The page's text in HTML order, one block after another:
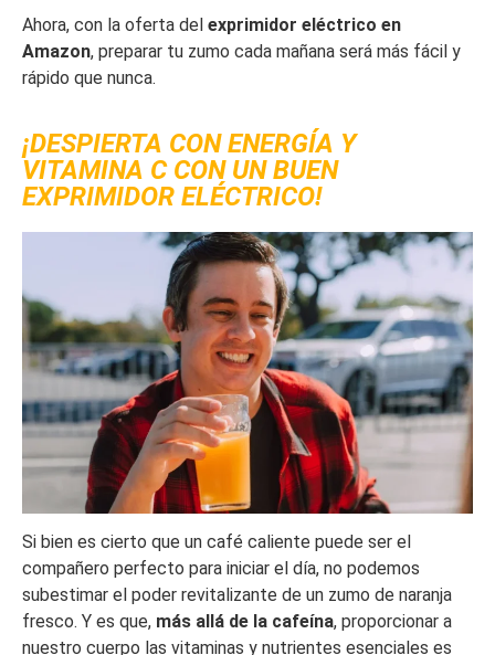
Ahora, con la oferta del exprimidor eléctrico en
Amazon, preparar tu zumo cada mañana será más fácil y
rápido que nunca.
¡DESPIERTA CON ENERGÍA Y
VITAMINA C CON UN BUEN
EXPRIMIDOR ELÉCTRICO!
Si bien es cierto que un café caliente puede ser el
compañero perfecto para iniciar el día, no podemos
subestimar el poder revitalizante de un zumo de naranja
fresco. Y es que, más allá de la cafeína, proporcionar a
nuestro cuerpo las vitaminas y nutrientes esenciales es